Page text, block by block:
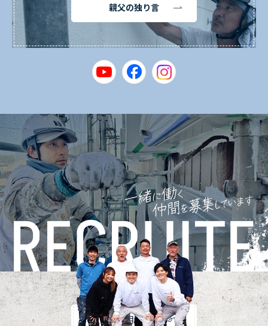
親父の独り言
採用情報